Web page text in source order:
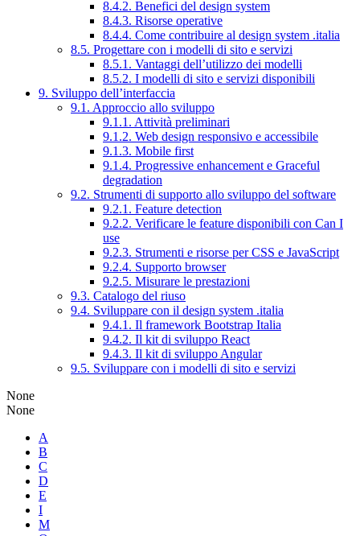
8.4.2. Benefici del design system
8.4.3. Risorse operative
8.4.4. Come contribuire al design system .italia
8.5. Progettare con i modelli di sito e servizi
8.5.1. Vantaggi dell’utilizzo dei modelli
8.5.2. I modelli di sito e servizi disponibili
9. Sviluppo dell’interfaccia
9.1. Approccio allo sviluppo
9.1.1. Attività preliminari
9.1.2. Web design responsivo e accessibile
9.1.3. Mobile first
9.1.4. Progressive enhancement e Graceful
degradation
9.2. Strumenti di supporto allo sviluppo del software
9.2.1. Feature detection
9.2.2. Verificare le feature disponibili con Can I
use
9.2.3. Strumenti e risorse per CSS e JavaScript
9.2.4. Supporto browser
9.2.5. Misurare le prestazioni
9.3. Catalogo del riuso
9.4. Sviluppare con il design system .italia
9.4.1. Il framework Bootstrap Italia
9.4.2. Il kit di sviluppo React
9.4.3. Il kit di sviluppo Angular
9.5. Sviluppare con i modelli di sito e servizi
None
None
A
B
C
D
E
I
M